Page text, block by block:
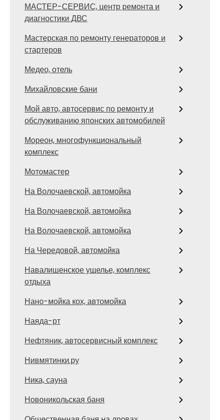
МАСТЕР-СЕРВИС, центр ремонта и
диагностики ДВС
Мастерская по ремонту генераторов и
стартеров
Медео, отель
Михайловские бани
Мой авто, автосервис по ремонту и
обслуживанию японских автомобилей
Мореон, многофункциональный
комплекс
Мотомастер
На Волочаевской, автомойка
На Волочаевской, автомойка
На Волочаевской, автомойка
На Чередовой, автомойка
Навалишенское ущелье, комплекс
отдыха
Нано-мойка кох, автомойка
Наяда-рт
Нефтяник, автосервисный комплекс
Нивмятинки.ру
Ника, сауна
Новоникольская баня